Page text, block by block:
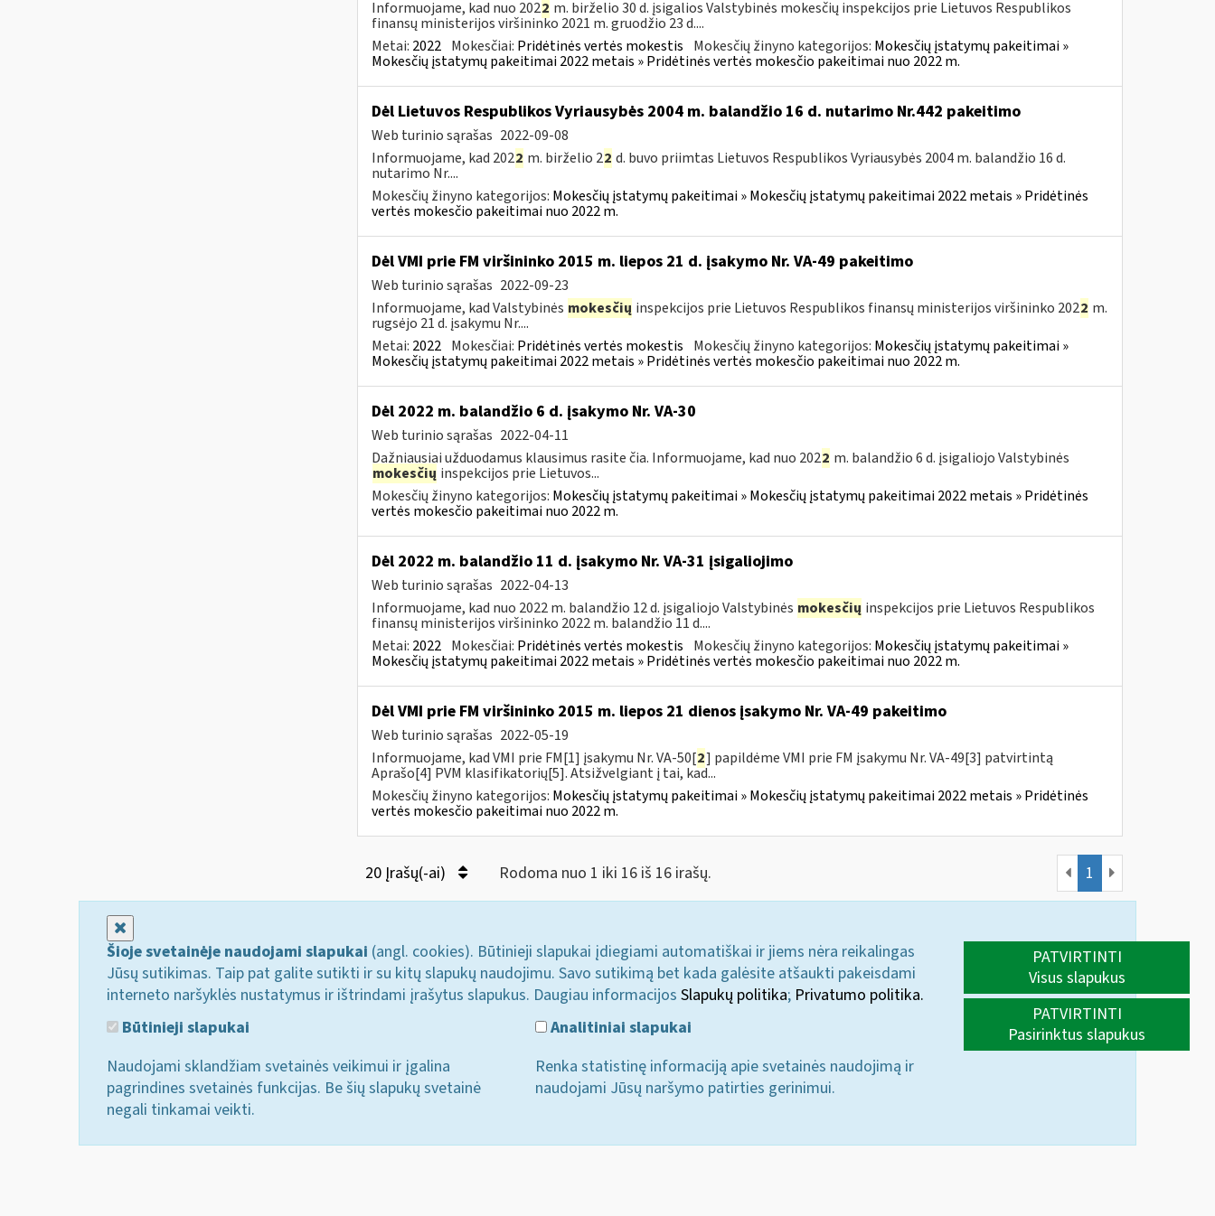
Informuojame, kad nuo 2022 m. birželio 30 d. įsigalios Valstybinės mokesčių inspekcijos prie Lietuvos Respublikos
finansų ministerijos viršininko 2021 m. gruodžio 23 d....
Metai: 2022 Mokesčiai: Pridėtinės vertės mokestis Mokesčių žinyno kategorijos: Mokesčių įstatymų pakeitimai »
Mokesčių įstatymų pakeitimai 2022 metais » Pridėtinės vertės mokesčio pakeitimai nuo 2022 m.
Dėl Lietuvos Respublikos Vyriausybės 2004 m. balandžio 16 d. nutarimo Nr.442 pakeitimo
Web turinio sąrašas 2022-09-08
Informuojame, kad 2022 m. birželio 22 d. buvo priimtas Lietuvos Respublikos Vyriausybės 2004 m. balandžio 16 d.
nutarimo Nr....
Mokesčių žinyno kategorijos: Mokesčių įstatymų pakeitimai » Mokesčių įstatymų pakeitimai 2022 metais » Pridėtinės
vertės mokesčio pakeitimai nuo 2022 m.
Dėl VMI prie FM viršininko 2015 m. liepos 21 d. įsakymo Nr. VA-49 pakeitimo
Web turinio sąrašas 2022-09-23
Informuojame, kad Valstybinės mokesčių inspekcijos prie Lietuvos Respublikos finansų ministerijos viršininko 2022 m.
rugsėjo 21 d. įsakymu Nr....
Metai: 2022 Mokesčiai: Pridėtinės vertės mokestis Mokesčių žinyno kategorijos: Mokesčių įstatymų pakeitimai »
Mokesčių įstatymų pakeitimai 2022 metais » Pridėtinės vertės mokesčio pakeitimai nuo 2022 m.
Dėl 2022 m. balandžio 6 d. įsakymo Nr. VA-30
Web turinio sąrašas 2022-04-11
Dažniausiai užduodamus klausimus rasite čia. Informuojame, kad nuo 2022 m. balandžio 6 d. įsigaliojo Valstybinės
mokesčių inspekcijos prie Lietuvos...
Mokesčių žinyno kategorijos: Mokesčių įstatymų pakeitimai » Mokesčių įstatymų pakeitimai 2022 metais » Pridėtinės
vertės mokesčio pakeitimai nuo 2022 m.
Dėl 2022 m. balandžio 11 d. įsakymo Nr. VA-31 įsigaliojimo
Web turinio sąrašas 2022-04-13
Informuojame, kad nuo 2022 m. balandžio 12 d. įsigaliojo Valstybinės mokesčių inspekcijos prie Lietuvos Respublikos
finansų ministerijos viršininko 2022 m. balandžio 11 d....
Metai: 2022 Mokesčiai: Pridėtinės vertės mokestis Mokesčių žinyno kategorijos: Mokesčių įstatymų pakeitimai »
Mokesčių įstatymų pakeitimai 2022 metais » Pridėtinės vertės mokesčio pakeitimai nuo 2022 m.
Dėl VMI prie FM viršininko 2015 m. liepos 21 dienos įsakymo Nr. VA-49 pakeitimo
Web turinio sąrašas 2022-05-19
Informuojame, kad VMI prie FM[1] įsakymu Nr. VA-50[2] papildėme VMI prie FM įsakymu Nr. VA-49[3] patvirtintą
Aprašo[4] PVM klasifikatorių[5]. Atsižvelgiant į tai, kad...
Mokesčių žinyno kategorijos: Mokesčių įstatymų pakeitimai » Mokesčių įstatymų pakeitimai 2022 metais » Pridėtinės
vertės mokesčio pakeitimai nuo 2022 m.
20 Įrašų(-ai) Rodoma nuo 1 iki 16 iš 16 irašų. 1
Šioje svetainėje naudojami slapukai (angl. cookies). Būtinieji slapukai įdiegiami automatiškai ir jiems nėra reikalingas
Jūsų sutikimas. Taip pat galite sutikti ir su kitų slapukų naudojimu. Savo sutikimą bet kada galėsite atšaukti pakeisdami
interneto naršyklės nustatymus ir ištrindami įrašytus slapukus. Daugiau informacijos Slapukų politika; Privatumo politika.
Būtinieji slapukai
Naudojami sklandžiam svetainės veikimui ir įgalina
pagrindines svetainės funkcijas. Be šių slapukų svetainė
negali tinkamai veikti.
Analitiniai slapukai
Renka statistinę informaciją apie svetainės naudojimą ir
naudojami Jūsų naršymo patirties gerinimui.
PATVIRTINTI
Visus slapukus
PATVIRTINTI
Pasirinktus slapukus